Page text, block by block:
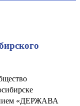
«ДЕРЖАВА